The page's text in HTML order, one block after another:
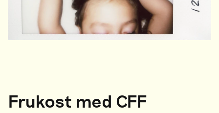
Frukost med CFF